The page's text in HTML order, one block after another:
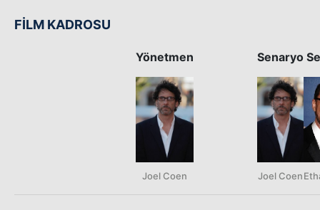
FİLM KADROSU
Yönetmen
Joel Coen
Senaryo
Joel Coen